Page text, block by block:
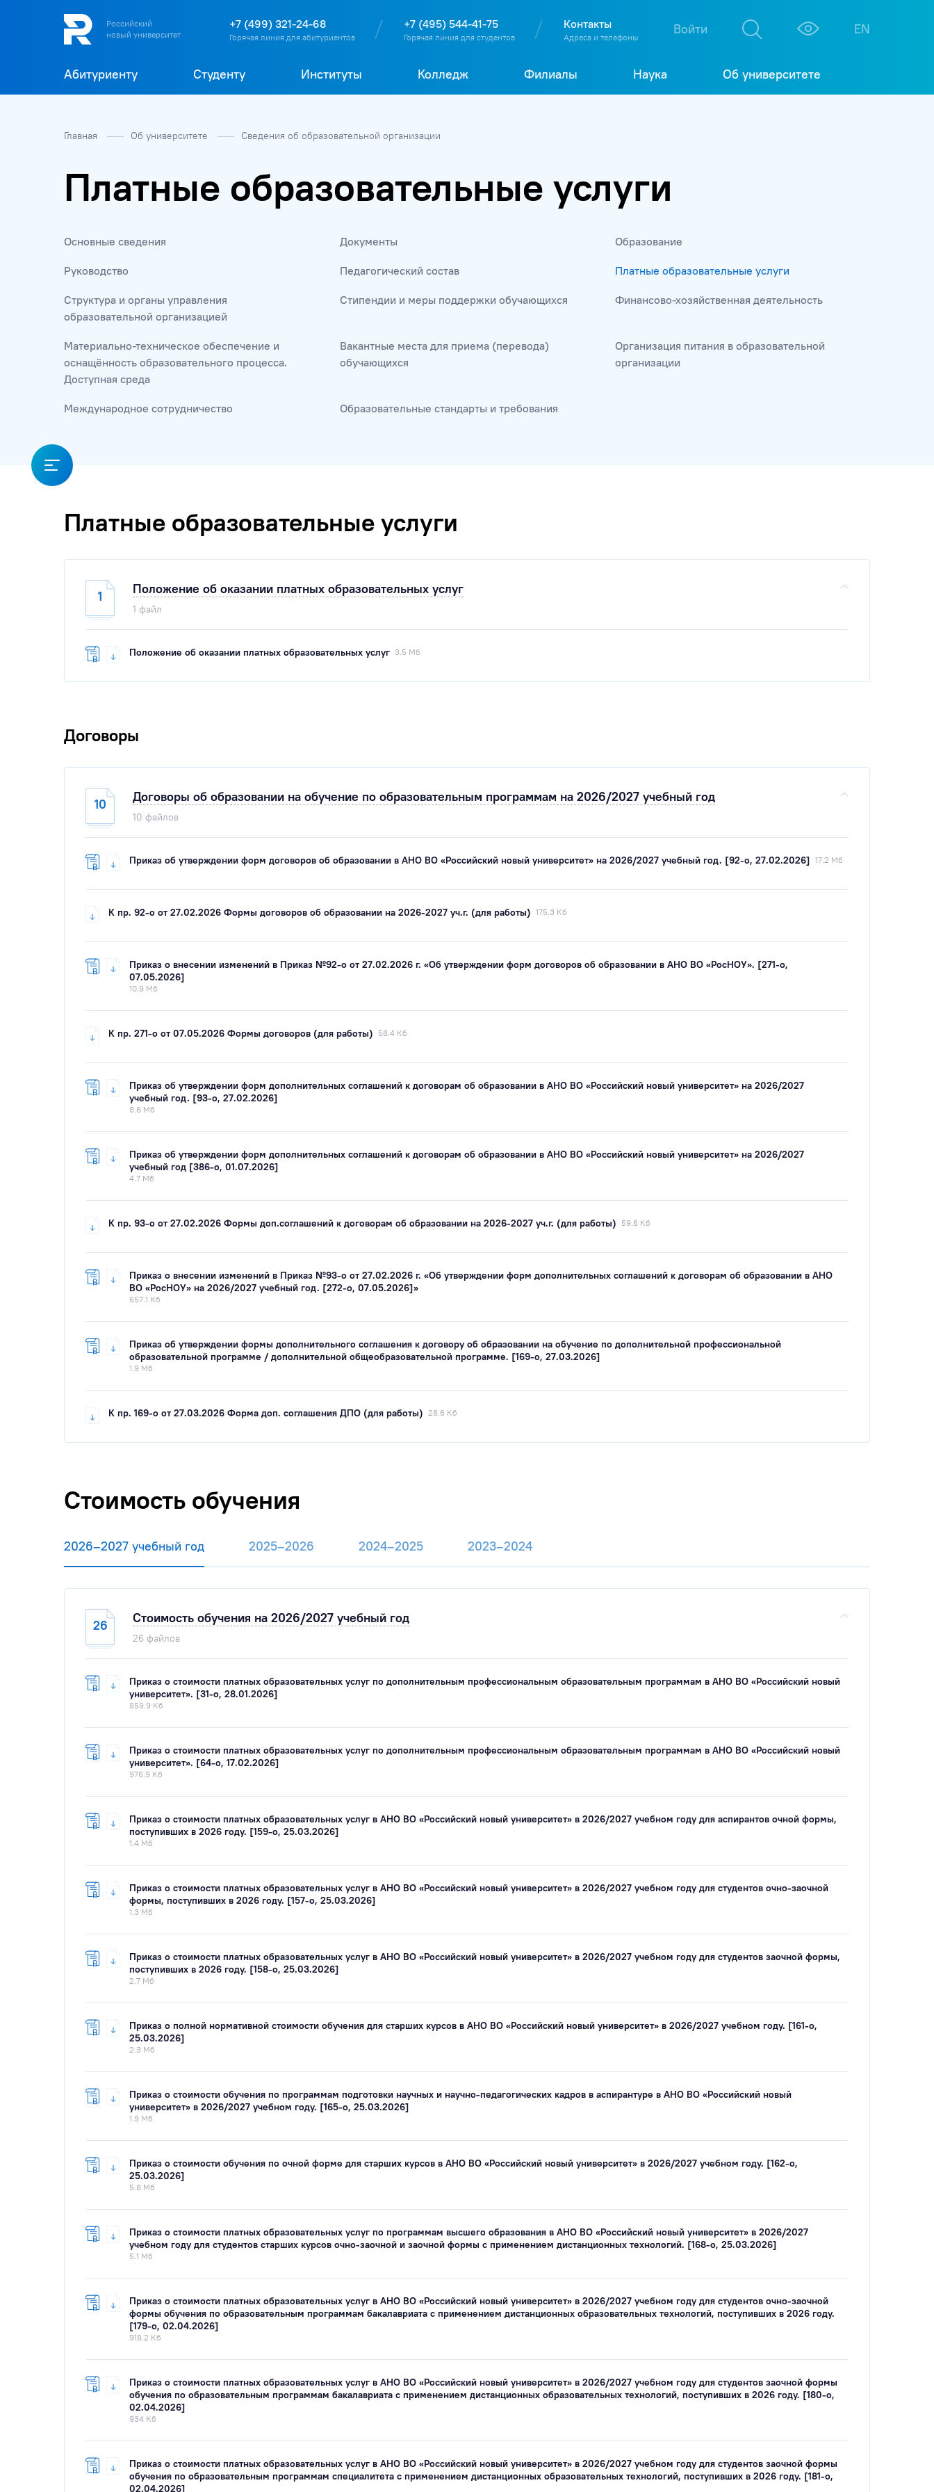
О Т
Российский
новый университет
+7 (499) 321-24-68
Горячая линия для абитуриентов
+7 (495) 544-41-75
Горячая линия для студентов
Контакты
Адреса и телефоны
Войти EN
Абитуриенту Студенту Институты Колледж Филиалы Наука Об университете
Главная Об университете Сведения об образовательной организации
Платные образовательные услуги
Основные сведения Документы Образование
Руководство Педагогический состав Платные образовательные услуги
Структура и органы управления
образовательной организацией
Стипендии и меры поддержки обучающихся Финансово-хозяйственная деятельность
Материально-техническое обеспечение и
оснащённость образовательного процесса.
Доступная среда
Вакантные места для приема (перевода)
обучающихся
Организация питания в образовательной
организации
Международное сотрудничество Образовательные стандарты и требования
Платные образовательные услуги
1 Положение об оказании платных образовательных услуг
1 файл
Положение об оказании платных образовательных услуг 3.5 Мб
Договоры
10 Договоры об образовании на обучение по образовательным программам на 2026/2027 учебный год
10 файлов
Приказ об утверждении форм договоров об образовании в АНО ВО «Российский новый университет» на 2026/2027 учебный год. [92-о, 27.02.2026] 17.2 Мб
К пр. 92-о от 27.02.2026 Формы договоров об образовании на 2026-2027 уч.г. (для работы) 175.3 Кб
Приказ о внесении изменений в Приказ №92-о от 27.02.2026 г. «Об утверждении форм договоров об образовании в АНО ВО «РосНОУ». [271-о,
07.05.2026]
10.9 Мб
К пр. 271-о от 07.05.2026 Формы договоров (для работы) 58.4 Кб
Приказ об утверждении форм дополнительных соглашений к договорам об образовании в АНО ВО «Российский новый университет» на 2026/2027
учебный год. [93-о, 27.02.2026]
8.6 Мб
Приказ об утверждении форм дополнительных соглашений к договорам об образовании в АНО ВО «Российский новый университет» на 2026/2027
учебный год [386-о, 01.07.2026]
4.7 Мб
К пр. 93-о от 27.02.2026 Формы доп.соглашений к договорам об образовании на 2026-2027 уч.г. (для работы) 59.6 Кб
Приказ о внесении изменений в Приказ №93-о от 27.02.2026 г. «Об утверждении форм дополнительных соглашений к договорам об образовании в АНО
ВО «РосНОУ» на 2026/2027 учебный год. [272-о, 07.05.2026]»
657.1 Кб
Приказ об утверждении формы дополнительного соглашения к договору об образовании на обучение по дополнительной профессиональной
образовательной программе / дополнительной общеобразовательной программе. [169-о, 27.03.2026]
1.9 Мб
К пр. 169-о от 27.03.2026 Форма доп. соглашения ДПО (для работы) 28.6 Кб
Стоимость обучения
2026–2027 учебный год 2025–2026 2024–2025 2023–2024
26 Стоимость обучения на 2026/2027 учебный год
26 файлов
Приказ о стоимости платных образовательных услуг по дополнительным профессиональным образовательным программам в АНО ВО «Российский новый
университет». [31-о, 28.01.2026]
859.9 Кб
Приказ о стоимости платных образовательных услуг по дополнительным профессиональным образовательным программам в АНО ВО «Российский новый
университет». [64-о, 17.02.2026]
976.9 Кб
Приказ о стоимости платных образовательных услуг в АНО ВО «Российский новый университет» в 2026/2027 учебном году для аспирантов очной формы,
поступивших в 2026 году. [159-о, 25.03.2026]
1.4 Мб
Приказ о стоимости платных образовательных услуг в АНО ВО «Российский новый университет» в 2026/2027 учебном году для студентов очно-заочной
формы, поступивших в 2026 году. [157-о, 25.03.2026]
1.3 Мб
Приказ о стоимости платных образовательных услуг в АНО ВО «Российский новый университет» в 2026/2027 учебном году для студентов заочной формы,
поступивших в 2026 году. [158-о, 25.03.2026]
2.7 Мб
Приказ о полной нормативной стоимости обучения для старших курсов в АНО ВО «Российский новый университет» в 2026/2027 учебном году. [161-о,
25.03.2026]
2.3 Мб
Приказ о стоимости обучения по программам подготовки научных и научно-педагогических кадров в аспирантуре в АНО ВО «Российский новый
университет» в 2026/2027 учебном году. [165-о, 25.03.2026]
1.9 Мб
Приказ о стоимости обучения по очной форме для старших курсов в АНО ВО «Российский новый университет» в 2026/2027 учебном году. [162-о,
25.03.2026]
5.8 Мб
Приказ о стоимости платных образовательных услуг по программам высшего образования в АНО ВО «Российский новый университет» в 2026/2027
учебном году для студентов старших курсов очно-заочной и заочной формы с применением дистанционных технологий. [168-о, 25.03.2026]
5.1 Мб
Приказ о стоимости платных образовательных услуг в АНО ВО «Российский новый университет» в 2026/2027 учебном году для студентов очно-заочной
формы обучения по образовательным программам бакалавриата с применением дистанционных образовательных технологий, поступивших в 2026 году.
[179-о, 02.04.2026]
918.2 Кб
Приказ о стоимости платных образовательных услуг в АНО ВО «Российский новый университет» в 2026/2027 учебном году для студентов заочной формы
обучения по образовательным программам бакалавриата с применением дистанционных образовательных технологий, поступивших в 2026 году. [180-о,
02.04.2026]
934 Кб
Приказ о стоимости платных образовательных услуг в АНО ВО «Российский новый университет» в 2026/2027 учебном году для студентов заочной формы
обучения по образовательным программам специалитета с применением дистанционных образовательных технологий, поступивших в 2026 году. [181-о,
02.04.2026]